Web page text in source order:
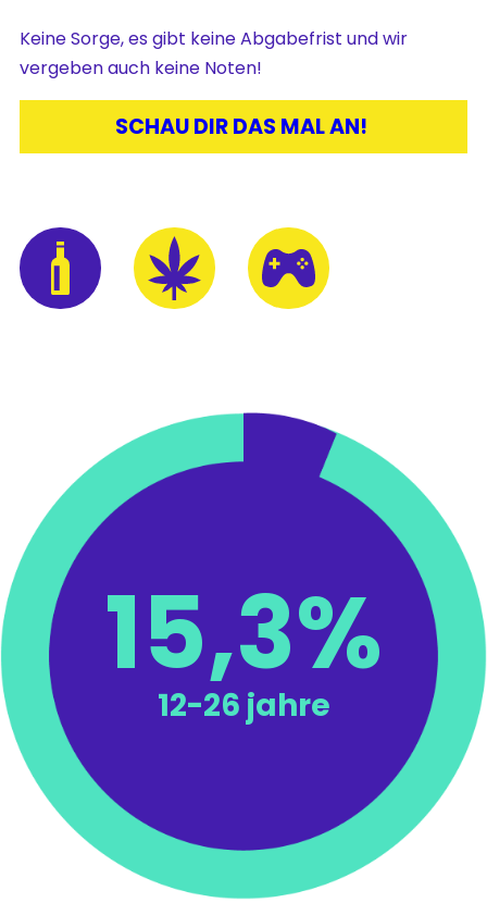
Keine Sorge, es gibt keine Abgabefrist und wir
vergeben auch keine Noten!
SCHAU DIR DAS MAL AN!
15,3%
12-26 jahre